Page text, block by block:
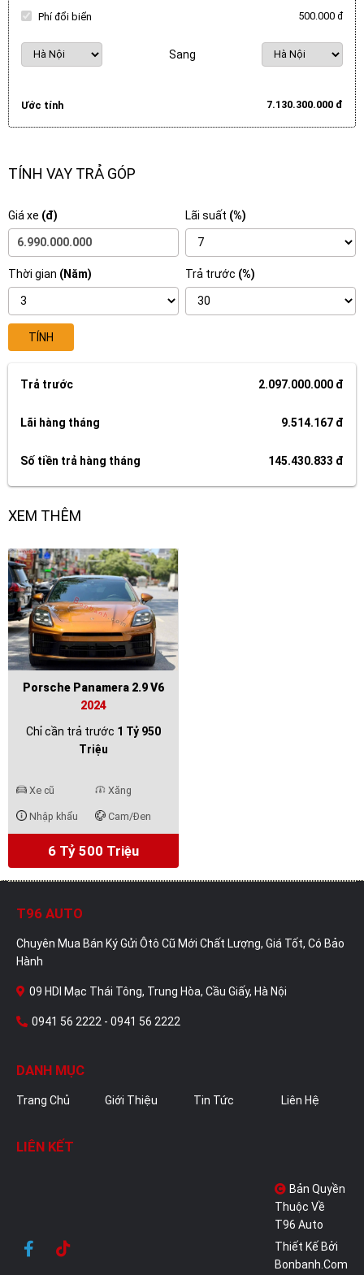
Phí đổi biển 500.000 đ
Sang
Ước tính 7.130.300.000 đ
TÍNH VAY TRẢ GÓP
Giá xe (đ) Lãi suất (%)
Thời gian (Năm) Trả trước (%)
TÍNH
Trả trước 2.097.000.000 đ
Lãi hàng tháng 9.514.167 đ
Số tiền trả hàng tháng 145.430.833 đ
XEM THÊM
Porsche Panamera 2.9 V6
2024
Chỉ cần trả trước 1 Tỷ 950
Triệu
Xe cũ Xăng
Nhập khẩu Cam/Đen
6 Tỷ 500 Triệu
T96 AUTO
Chuyên Mua Bán Ký Gửi Ôtô Cũ Mới Chất Lượng, Giá Tốt, Có Bảo
Hành
09 HDI Mạc Thái Tông, Trung Hòa, Cầu Giấy, Hà Nội
0941 56 2222 - 0941 56 2222
DANH MỤC
Trang Chủ Giới Thiệu Tin Tức Liên Hệ
LIÊN KẾT
Bản Quyền
Thuộc Về
T96 Auto
Thiết Kế Bởi
Bonbanh.com